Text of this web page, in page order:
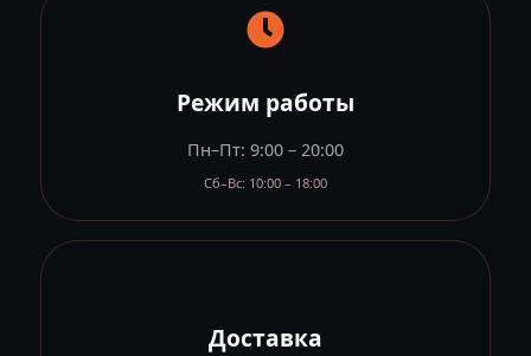
Режим работы
Пн–Пт: 9:00 – 20:00
Сб–Вс: 10:00 – 18:00
Доставка